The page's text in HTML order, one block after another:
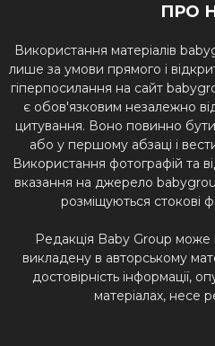
ПРО
Використання матеріалів
лише за умови прямого і
гіперпосилання на сайт
є обов'язковим незалежно
цитування. Воно повинно
або у першому абзаці і
Використання фотографій та
вказання на джерело
розміщуються стокові
Редакція Baby Group може
викладену в авторському
достовірність інформації,
матеріалах, несе